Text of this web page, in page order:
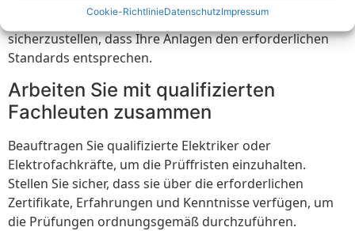
Cookie-RichtlinieDatenschutzImpressum
die neuesten Vorschriften und Normen verstehen, um
sicherzustellen, dass Ihre Anlagen den erforderlichen
Standards entsprechen.
Arbeiten Sie mit qualifizierten
Fachleuten zusammen
Beauftragen Sie qualifizierte Elektriker oder
Elektrofachkräfte, um die Prüffristen einzuhalten.
Stellen Sie sicher, dass sie über die erforderlichen
Zertifikate, Erfahrungen und Kenntnisse verfügen, um
die Prüfungen ordnungsgemäß durchzuführen.